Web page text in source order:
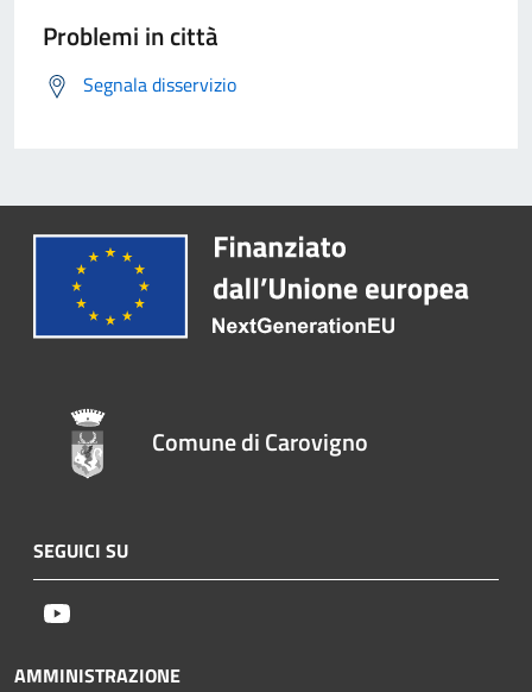
Problemi in città
Segnala disservizio
Comune di Carovigno
SEGUICI SU
AMMINISTRAZIONE